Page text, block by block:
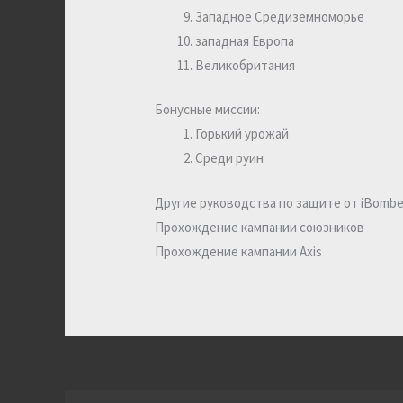
Западное Средиземноморье
западная Европа
Великобритания
Бонусные миссии:
Горький урожай
Среди руин
Другие руководства по защите от
Прохождение кампании союзников
Прохождение кампании Axis